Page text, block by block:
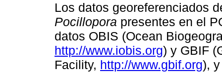
Los datos georeferenciados
Pocillopora presentes en el
datos OBIS (Ocean
http://www.iobis.org) y GBIF
Facility, http://www.gbif.org),